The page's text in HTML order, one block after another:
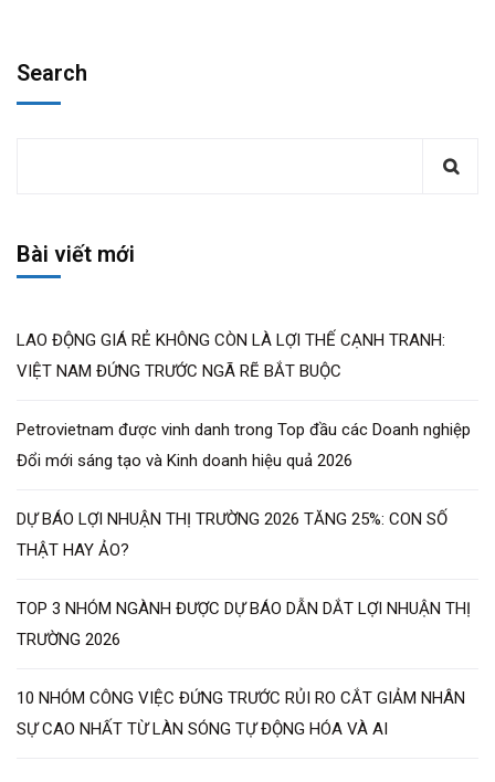
Search
Bài viết mới
LAO ĐỘNG GIÁ RẺ KHÔNG CÒN LÀ LỢI THẾ CẠNH TRANH:
VIỆT NAM ĐỨNG TRƯỚC NGÃ RẼ BẮT BUỘC
Petrovietnam được vinh danh trong Top đầu các Doanh nghiệp
Đổi mới sáng tạo và Kinh doanh hiệu quả 2026
DỰ BÁO LỢI NHUẬN THỊ TRƯỜNG 2026 TĂNG 25%: CON SỐ
THẬT HAY ẢO?
TOP 3 NHÓM NGÀNH ĐƯỢC DỰ BÁO DẪN DẮT LỢI NHUẬN THỊ
TRƯỜNG 2026
10 NHÓM CÔNG VIỆC ĐỨNG TRƯỚC RỦI RO CẮT GIẢM NHÂN
SỰ CAO NHẤT TỪ LÀN SÓNG TỰ ĐỘNG HÓA VÀ AI